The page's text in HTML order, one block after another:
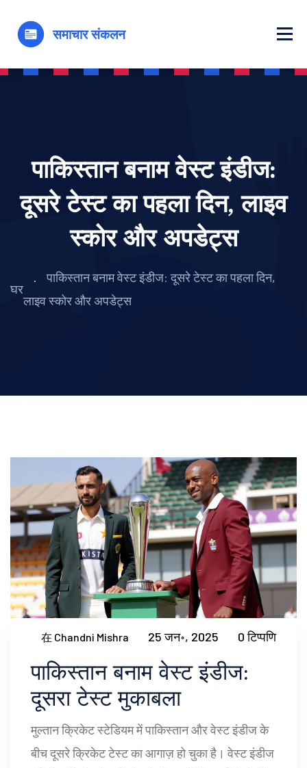
पाकिस्तान बनाम वेस्ट इंडीज:
दूसरे टेस्ट का पहला दिन, लाइव
स्कोर और अपडेट्स
घर
पाकिस्तान बनाम वेस्ट इंडीज: दूसरे टेस्ट का पहला दिन,
लाइव स्कोर और अपडेट्स
在 Chandni Mishra 25 जन॰, 2025 0 टिप्पणि
पाकिस्तान बनाम वेस्ट इंडीज:
दूसरा टेस्ट मुकाबला
मुल्तान क्रिकेट स्टेडियम में पाकिस्तान और वेस्ट इंडीज के
बीच दूसरे क्रिकेट टेस्ट का आगाज़ हो चुका है। वेस्ट इंडीज